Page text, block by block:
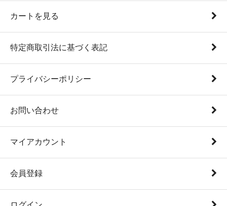
カートを見る
特定商取引法に基づく表記
プライバシーポリシー
お問い合わせ
マイアカウント
会員登録